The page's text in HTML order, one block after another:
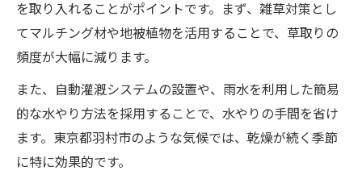
毎日続けたい造園の手軽なアイデア
見た目も美しい造園の植栽ポイント
自然な仕上がりに導く造園の工夫集
造園で家全体の雰囲気をアップする方法
造園初心者が押さえたいポイントは何か
初めての造園で重要な基礎知識を解説
を取り入れることがポイントです。まず、雑草対策とし
てマルチング材や地被植物を活用することで、草取りの
頻度が大幅に減ります。
また、自動灌漑システムの設置や、雨水を利用した簡易
的な水やり方法を採用することで、水やりの手間を省け
ます。東京都羽村市のような気候では、乾燥が続く季節
に特に効果的です。